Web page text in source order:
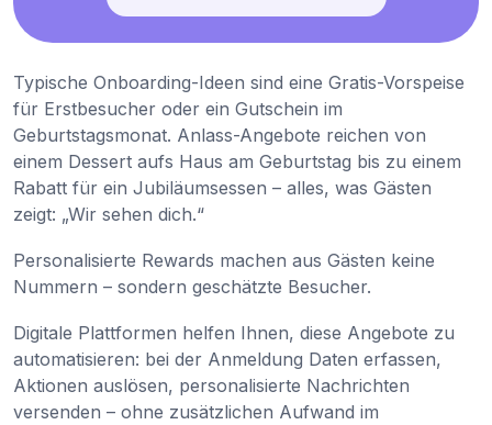
Typische Onboarding-Ideen sind eine Gratis-Vorspeise
für Erstbesucher oder ein Gutschein im
Geburtstagsmonat. Anlass-Angebote reichen von
einem Dessert aufs Haus am Geburtstag bis zu einem
Rabatt für ein Jubiläumsessen – alles, was Gästen
zeigt: „Wir sehen dich.“
Personalisierte Rewards machen aus Gästen keine
Nummern – sondern geschätzte Besucher.
Digitale Plattformen helfen Ihnen, diese Angebote zu
automatisieren: bei der Anmeldung Daten erfassen,
Aktionen auslösen, personalisierte Nachrichten
versenden – ohne zusätzlichen Aufwand im